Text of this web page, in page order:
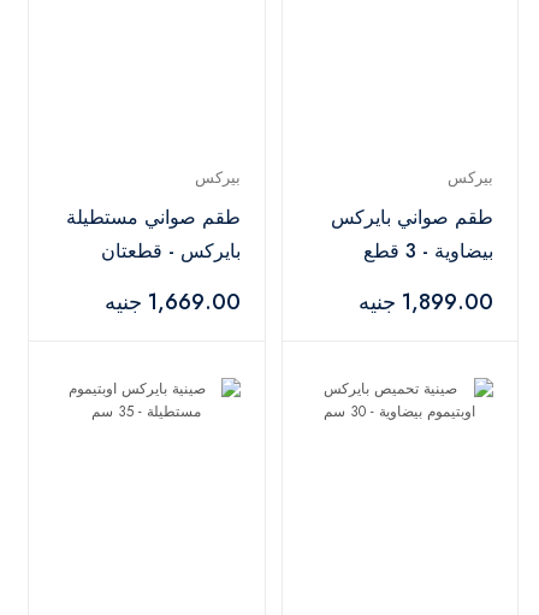
بيركس
طقم صواني بايركس
بيضاوية - 3 قطع
1,899.00 جنيه
بيركس
طقم صواني مستطيلة
بايركس - قطعتان
1,669.00 جنيه